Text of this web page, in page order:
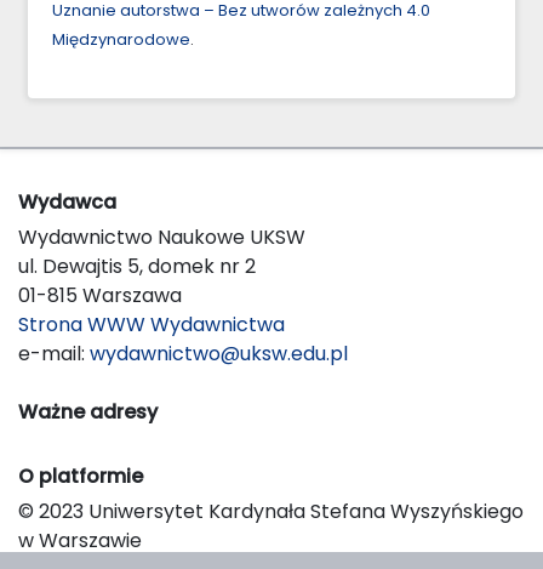
Uznanie autorstwa – Bez utworów zależnych 4.0
Międzynarodowe.
Wydawca
Wydawnictwo Naukowe UKSW
ul. Dewajtis 5, domek nr 2
01-815 Warszawa
Strona WWW Wydawnictwa
e-mail: wydawnictwo@uksw.edu.pl
Ważne adresy
O platformie
© 2023 Uniwersytet Kardynała Stefana Wyszyńskiego
w Warszawie